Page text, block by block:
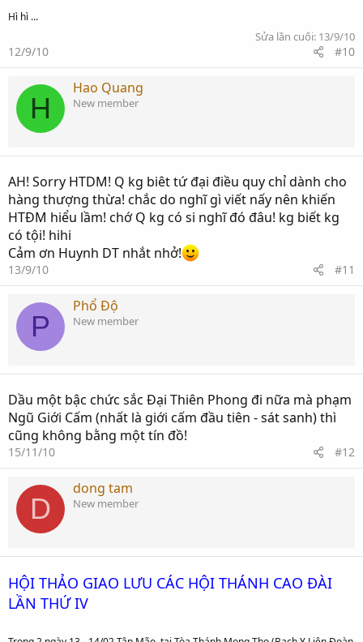
Hì hì ...
Sửa lần cuối: 13/9/10
12/9/10 #10
H
Hao Quang
New member
AH! Sorry HTDM! Q kg biêt tứ đại điều quy chỉ dành cho
hàng thượng thừa! chắc do nghĩ gì viết nấy nên khiến
HTĐM hiểu lầm! chớ Q kg có si nghĩ đó đâu! kg biết kg
có tội! hihi
Cảm ơn Huynh DT nhắt nhở!
13/9/10 #11
P
Phổ Độ
New member
Dầu một bậc chức sắc Đại Thiên Phong đi nữa mà phạm
Ngũ Giới Cấm (nhất là giới cấm đầu tiên - sát sanh) thì
cũng không bằng một tín đồ!
15/11/10 #12
D
dong tam
New member
HỘI THẢO GIAO LƯU CÁC HỘI THÁNH CAO ĐÀI
LẦN THỨ IV